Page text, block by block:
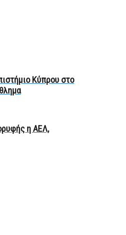
Κύπρου στο
η ΑΕΛ,